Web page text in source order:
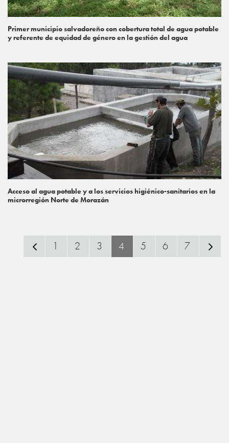
Primer municipio salvadoreño con cobertura total de agua potable
y referente de equidad de género en la gestión del agua
Acceso al agua potable y a los servicios higiénico-sanitarios en la
microrregión Norte de Morazán
1 2 3 4 5 6 7